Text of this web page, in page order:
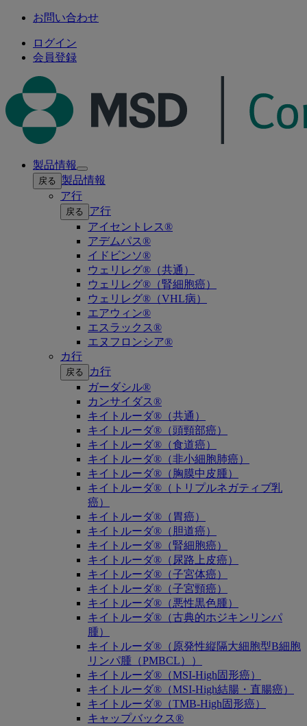
お問い合わせ
ログイン
会員登録
製品情報
Open
submenu
戻る 製品情報
ア行
戻る
ア行
アイセントレス®
アデムパス®
イドビンソ®
ウェリレグ®（共通）
ウェリレグ®（腎細胞癌）
ウェリレグ®（VHL病）
エアウィン®
エスラックス®
エヌフロンシア®
カ行
戻る
カ行
ガーダシル®
カンサイダス®
キイトルーダ®（共通）
キイトルーダ®（頭頸部癌）
キイトルーダ®（食道癌）
キイトルーダ®（非小細胞肺癌）
キイトルーダ®（胸膜中皮腫）
キイトルーダ®（トリプルネガティブ乳
癌）
キイトルーダ®（胃癌）
キイトルーダ®（胆道癌）
キイトルーダ®（腎細胞癌）
キイトルーダ®（尿路上皮癌）
キイトルーダ®（子宮体癌）
キイトルーダ®（子宮頸癌）
キイトルーダ®（悪性黒色腫）
キイトルーダ®（古典的ホジキンリンパ
腫）
キイトルーダ®（原発性縦隔大細胞型B細胞
リンパ腫（PMBCL））
キイトルーダ®（MSI-High固形癌）
キイトルーダ®（MSI-High結腸・直腸癌）
キイトルーダ®（TMB-High固形癌）
キャップバックス®